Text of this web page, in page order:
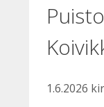
1.6.2026